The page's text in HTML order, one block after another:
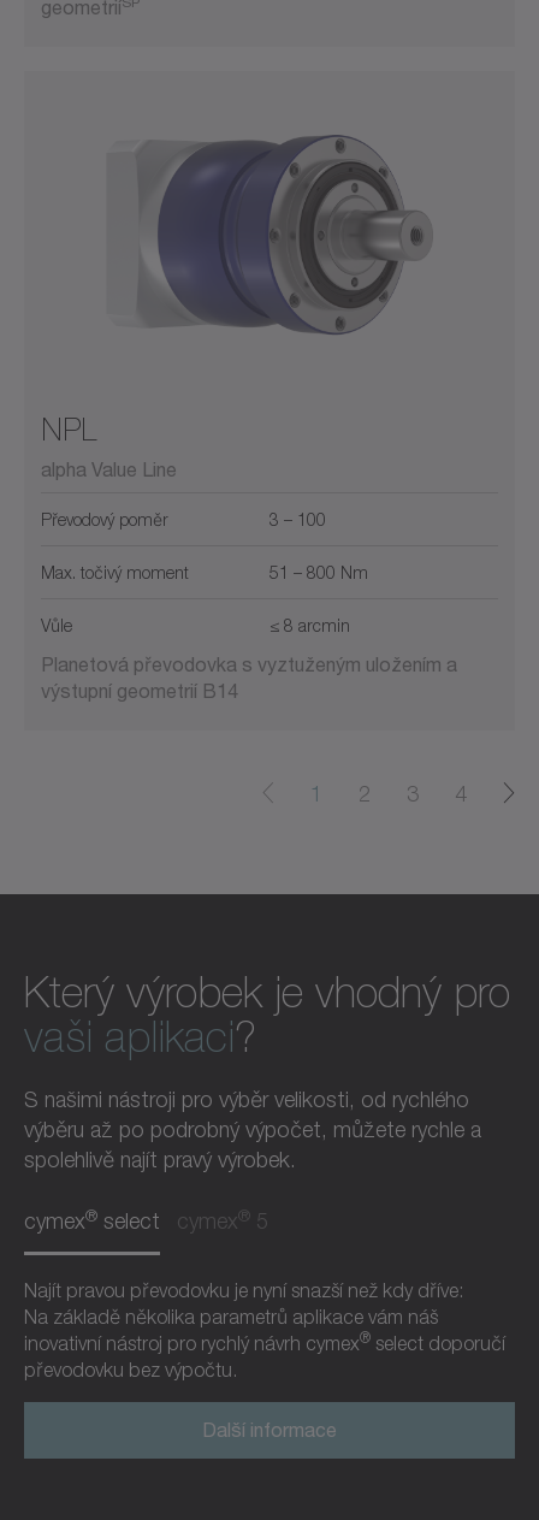
geometrií
NPL
alpha Value Line
Převodový poměr 3 – 100
Max. točivý moment 51 – 800 Nm
Vůle ≤ 8 arcmin
Planetová převodovka s vyztuženým uložením a
výstupní geometrií B14
1 2 3 4
Který výrobek je vhodný pro
vaši aplikaci?
S našimi nástroji pro výběr velikosti, od rychlého
výběru až po podrobný výpočet, můžete rychle a
spolehlivě najít pravý výrobek.
cymex® select cymex® 5
Najít pravou převodovku je nyní snazší než kdy dříve:
Na základě několika parametrů aplikace vám náš
inovativní nástroj pro rychlý návrh cymex® select doporučí
převodovku bez výpočtu.
Další informace